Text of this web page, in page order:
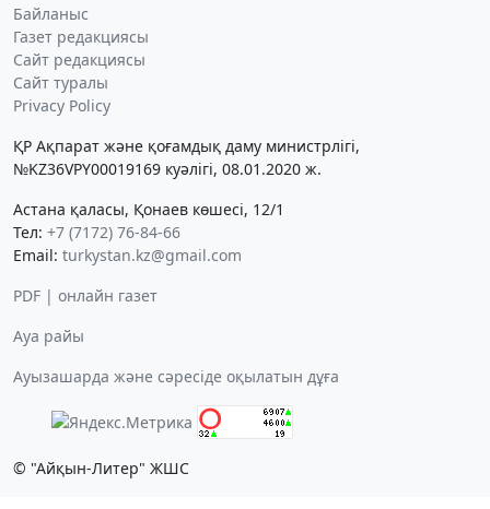
Байланыс
Газет редакциясы
Сайт редакциясы
Сайт туралы
Privacy Policy
ҚР Ақпарат және қоғамдық даму министрлігі,
№KZ36VPY00019169 куәлігі, 08.01.2020 ж.
Астана қаласы, Қонаев көшесі, 12/1
Тел: +7 (7172) 76-84-66
Email: turkystan.kz@gmail.com
PDF | онлайн газет
Ауа райы
Ауызашарда және сәресіде оқылатын дұға
© "Айқын-Литер" ЖШС